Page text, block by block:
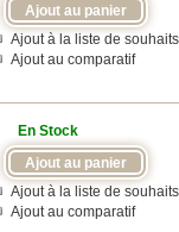
Ajout à la liste de souhaits
Ajout au comparatif
En Stock
Ajout à la liste de souhaits
Ajout au comparatif